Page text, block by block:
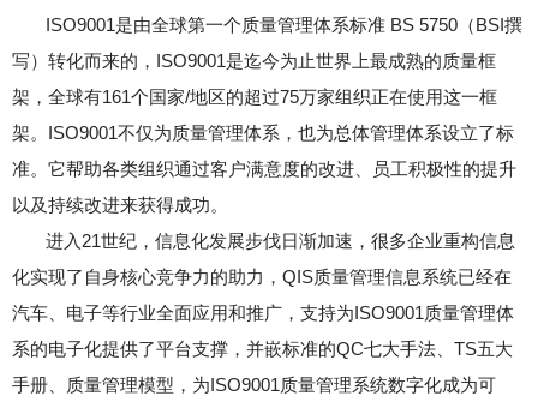
ISO9001是由全球第一个质量管理体系标准 BS 5750（BSI撰
写）转化而来的，ISO9001是迄今为止世界上最成熟的质量框
架，全球有161个国家/地区的超过75万家组织正在使用这一框
架。ISO9001不仅为质量管理体系，也为总体管理体系设立了标
准。它帮助各类组织通过客户满意度的改进、员工积极性的提升
以及持续改进来获得成功。
进入21世纪，信息化发展步伐日渐加速，很多企业重构信息
化实现了自身核心竞争力的助力，QIS质量管理信息系统已经在
汽车、电子等行业全面应用和推广，支持为ISO9001质量管理体
系的电子化提供了平台支撑，并嵌标准的QC七大手法、TS五大
手册、质量管理模型，为ISO9001质量管理系统数字化成为可